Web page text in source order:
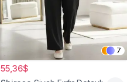
7
55,36$